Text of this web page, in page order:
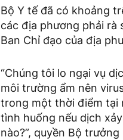
Bộ Y tế đã có khoảng
các địa phương phải rà
Ban Chỉ đạo của địa
“Chúng tôi lo ngại vụ
môi trường ẩm nên
trong một thời điểm tại
tình huống nếu dịch
nào?”, quyền Bộ